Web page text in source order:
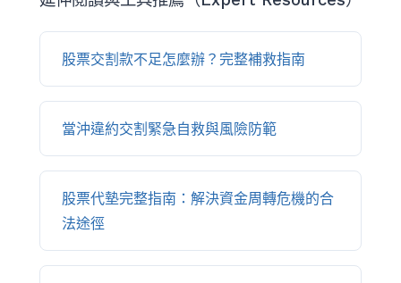
股票交割款不足怎麼辦？完整補救指南
當沖違約交割緊急自救與風險防範
股票代墊完整指南：解決資金周轉危機的合
法途徑